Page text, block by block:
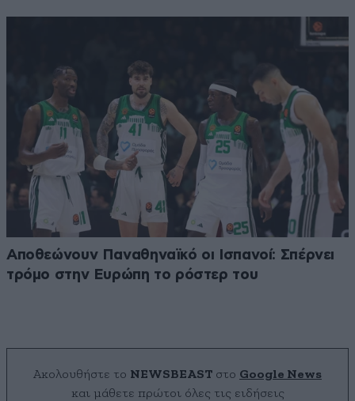
Αποθεώνουν Παναθηναϊκό οι Ισπανοί: Σπέρνει
τρόμο στην Ευρώπη το ρόστερ του
Ακολουθήστε το NEWSBEAST στο Google News
και μάθετε πρώτοι όλες τις ειδήσεις